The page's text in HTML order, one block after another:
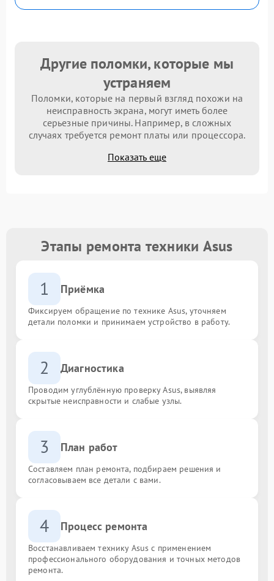
Другие поломки, которые мы
устраняем
Поломки, которые на первый взгляд похожи на
неисправность экрана, могут иметь более
серьезные причины. Например, в сложных
случаях требуется ремонт платы или процессора.
Показать еще
Этапы ремонта техники Asus
1 Приёмка
Фиксируем обращение по технике Asus, уточняем
детали поломки и принимаем устройство в работу.
2 Диагностика
Проводим углублённую проверку Asus, выявляя
скрытые неисправности и слабые узлы.
3 План работ
Составляем план ремонта, подбираем решения и
согласовываем все детали с вами.
4 Процесс ремонта
Восстанавливаем технику Asus с применением
профессионального оборудования и точных методов
ремонта.